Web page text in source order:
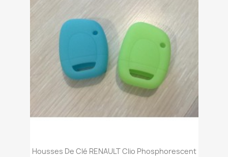
Housses De Clé RENAULT Clio Phosphorescent